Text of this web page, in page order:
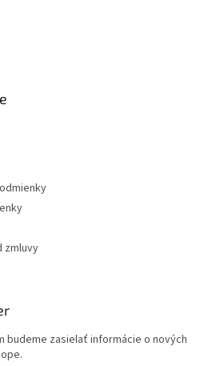
zmluvy
budeme zasielať informácie o nových